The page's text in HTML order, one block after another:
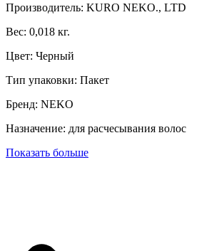
Производитель: KURO NEKO., LTD
Вес: 0,018 кг.
Цвет: Черный
Тип упаковки: Пакет
Бренд: NEKO
Назначение: для расчесывания волос
Показать больше